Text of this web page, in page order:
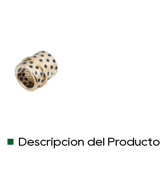
Descripción del Producto